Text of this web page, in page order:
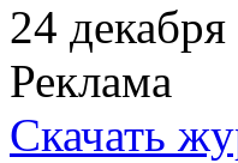
24
Реклама
Скачать